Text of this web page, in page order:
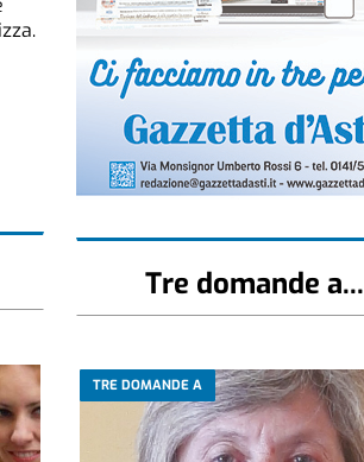
Tre domande a...
TRE DOMANDE A